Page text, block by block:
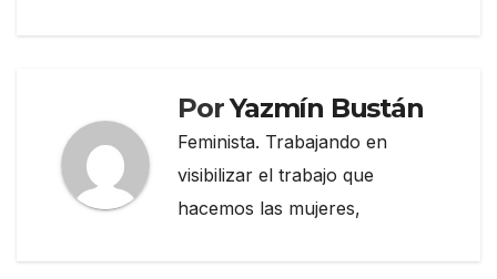
PorYazmín Bustán
Feminista. Trabajando en
visibilizar el trabajo que
hacemos las mujeres,